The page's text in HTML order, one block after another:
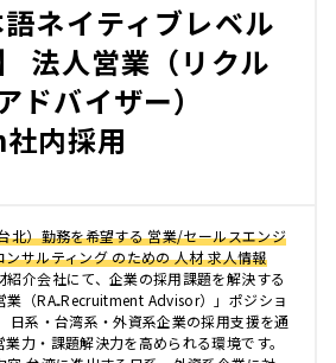
語ネイティブレベル
法人営業（リクル
ドバイザー）
内採用
北）勤務を希望する 営業/セールスエンジ
ンサルティング のための 人材 求人情報
紹介会社にて、企業の採用課題を解決する
業（RA₌Recruitment Advisor）」ポジショ
日系・台湾系・外資系企業の採用支援を通
業力・課題解決力を高められる環境です。